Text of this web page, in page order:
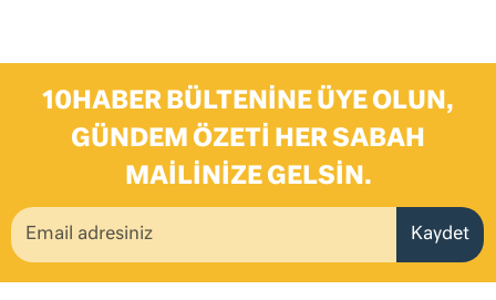
10HABER BÜLTENINE ÜYE OLUN,
GÜNDEM ÖZETI HER SABAH
MAILINIZE GELSIN.
Kaydet